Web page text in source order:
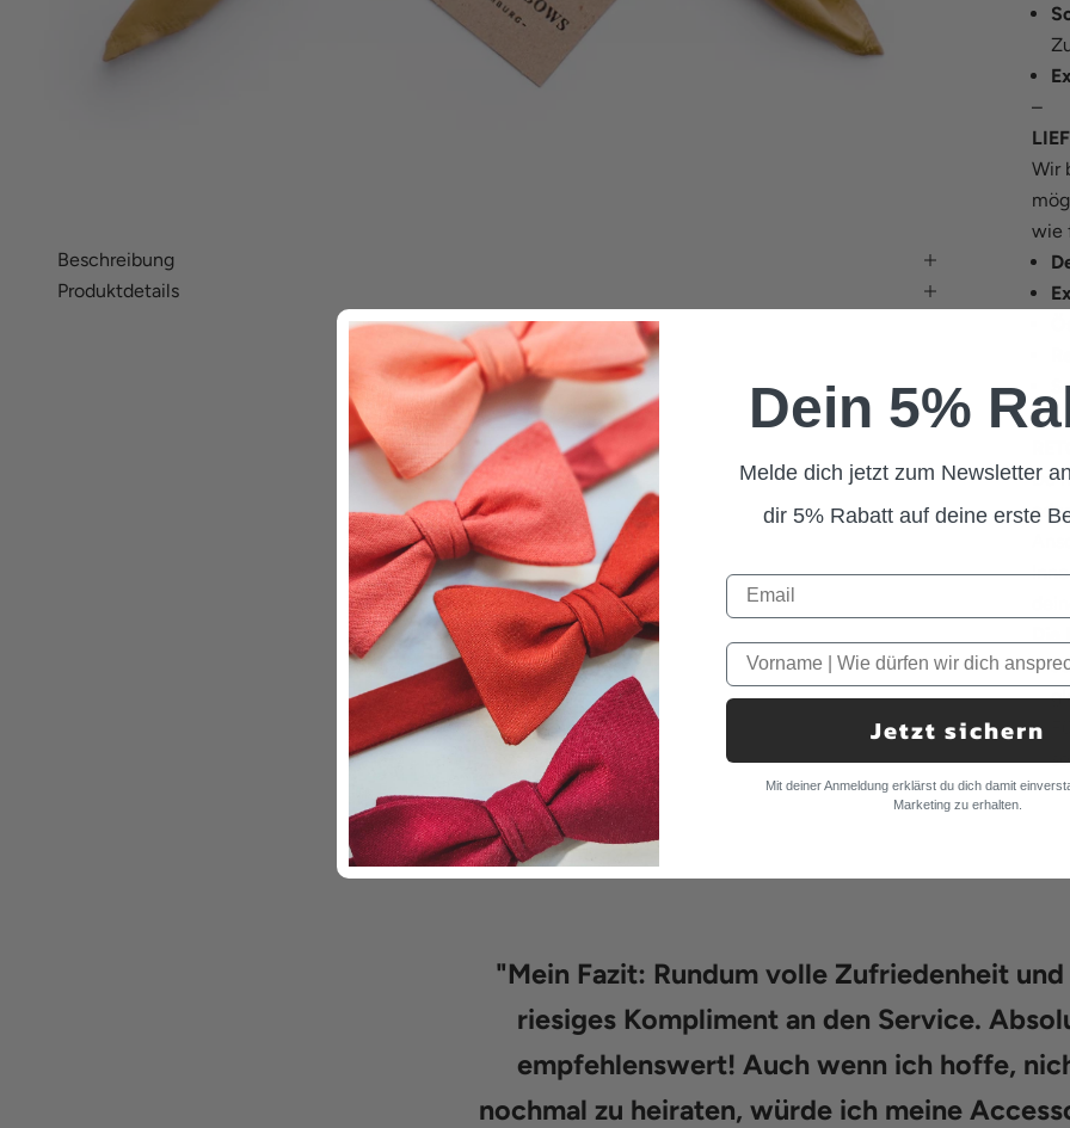
–
Wir
wie
–
Du
Beschreibung
Produktdetails
"Mein Fazit: Rundum volle Zufriedenheit und
riesiges Kompliment an den Service.
empfehlenswert! Auch wenn ich hoffe,
nochmal zu heiraten, würde ich meine
Dein 5%
Melde dich jetzt zum Newsletter
dir 5% Rabatt auf deine erste
Jetzt sichern
Mit deiner Anmeldung erklärst du dich damit
Marketing zu erhalten.